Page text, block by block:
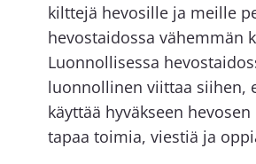
kilttejä hevosille ja meille
hevostaidossa vähemmän
Luonnollisessa
luonnollinen viittaa siihen,
käyttää hyväkseen
tapaa toimia, viestiä ja